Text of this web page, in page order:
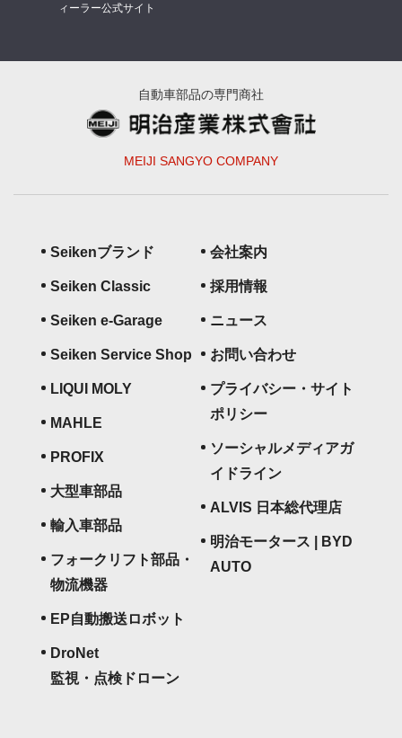
ィーラー公式サイト
自動車部品の専門商社
MEIJI SANGYO COMPANY
Seikenブランド
Seiken Classic
Seiken e-Garage
Seiken Service Shop
LIQUI MOLY
MAHLE
PROFIX
大型車部品
輸入車部品
フォークリフト部品・
物流機器
EP自動搬送ロボット
DroNet
監視・点検ドローン
会社案内
採用情報
ニュース
お問い合わせ
プライバシー・サイト
ポリシー
ソーシャルメディアガ
イドライン
ALVIS 日本総代理店
明治モータース | BYD
AUTO